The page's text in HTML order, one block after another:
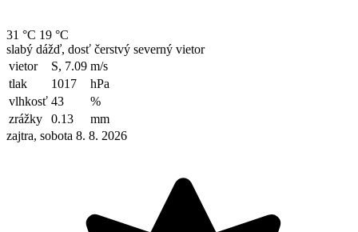
31 °C 19 °C
slabý dážď, dosť čerstvý severný vietor
vietor
S, 7.09 m/s
tlak
1017
hPa
vlhkosť 43
%
zrážky
0.13
mm
zajtra, sobota 8. 8. 2026